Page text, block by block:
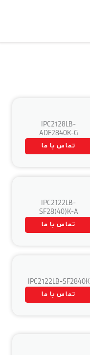
IPC2128LB-
ADF2840K-G
تماس با ما
IPC2122LB-
SF28(40)K-A
تماس با ما
IPC2122LB-SF2840K
تماس با ما